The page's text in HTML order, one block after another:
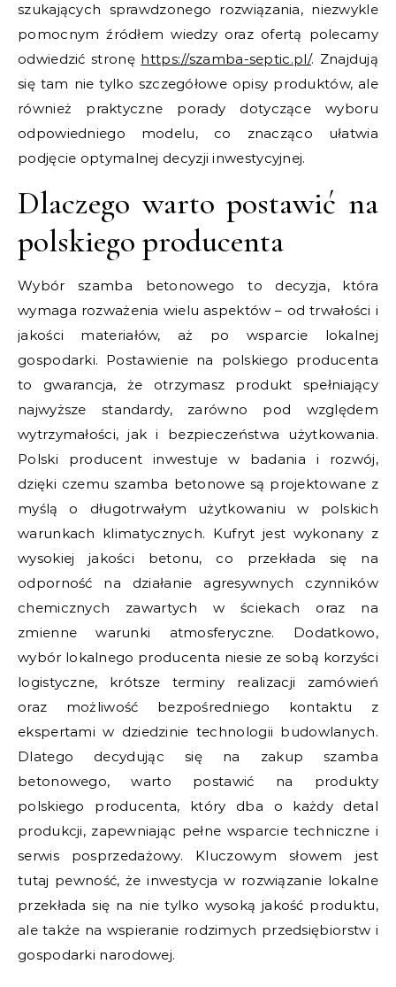
szukających sprawdzonego rozwiązania, niezwykle
pomocnym źródłem wiedzy oraz ofertą polecamy
odwiedzić stronę https://szamba-septic.pl/. Znajdują
się tam nie tylko szczegółowe opisy produktów, ale
również praktyczne porady dotyczące wyboru
odpowiedniego modelu, co znacząco ułatwia
podjęcie optymalnej decyzji inwestycyjnej.
Dlaczego warto postawić na
polskiego producenta
Wybór szamba betonowego to decyzja, która
wymaga rozważenia wielu aspektów – od trwałości i
jakości materiałów, aż po wsparcie lokalnej
gospodarki. Postawienie na polskiego producenta
to gwarancja, że otrzymasz produkt spełniający
najwyższe standardy, zarówno pod względem
wytrzymałości, jak i bezpieczeństwa użytkowania.
Polski producent inwestuje w badania i rozwój,
dzięki czemu szamba betonowe są projektowane z
myślą o długotrwałym użytkowaniu w polskich
warunkach klimatycznych. Kufryt jest wykonany z
wysokiej jakości betonu, co przekłada się na
odporność na działanie agresywnych czynników
chemicznych zawartych w ściekach oraz na
zmienne warunki atmosferyczne. Dodatkowo,
wybór lokalnego producenta niesie ze sobą korzyści
logistyczne, krótsze terminy realizacji zamówień
oraz możliwość bezpośredniego kontaktu z
ekspertami w dziedzinie technologii budowlanych.
Dlatego decydując się na zakup szamba
betonowego, warto postawić na produkty
polskiego producenta, który dba o każdy detal
produkcji, zapewniając pełne wsparcie techniczne i
serwis posprzedażowy. Kluczowym słowem jest
tutaj pewność, że inwestycja w rozwiązanie lokalne
przekłada się na nie tylko wysoką jakość produktu,
ale także na wspieranie rodzimych przedsiębiorstw i
gospodarki narodowej.